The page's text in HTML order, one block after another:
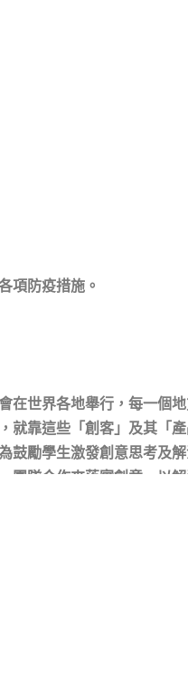
項防疫措施。
在世界各地舉行，每一個
靠這些「創客」及其「產
鼓勵學生激發創意思考及解
團隊合作來落實創意，以